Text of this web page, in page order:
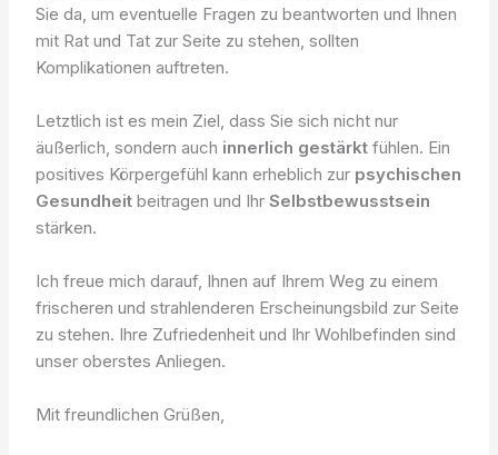
Sie da, um eventuelle Fragen zu beantworten und Ihnen
mit Rat und Tat zur Seite zu stehen, sollten
Komplikationen auftreten.
Letztlich ist es mein Ziel, dass Sie sich nicht nur
äußerlich, sondern auch innerlich gestärkt fühlen. Ein
positives Körpergefühl kann erheblich zur psychischen
Gesundheit beitragen und IhrSelbstbewusstsein
stärken.
Ich freue mich darauf, Ihnen auf Ihrem Weg zu einem
frischeren und strahlenderen Erscheinungsbild zur Seite
zu stehen. Ihre Zufriedenheit und Ihr Wohlbefinden sind
unser oberstes Anliegen.
Mit freundlichen Grüßen,